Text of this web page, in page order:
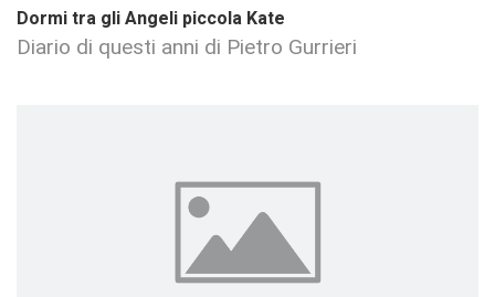
Dormi tra gli Angeli piccola Kate
Diario di questi anni di Pietro Gurrieri